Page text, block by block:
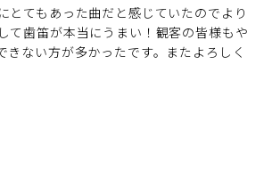
とてもあった曲だと感じていたのでより
歯笛が本当にうまい！観客の皆様もや
きない方が多かったです。またよろしく